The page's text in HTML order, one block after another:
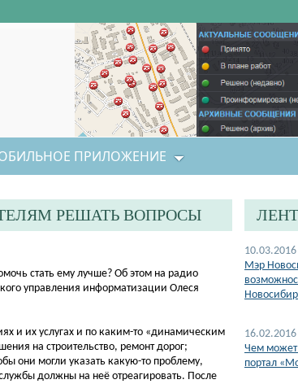
ПРИЛОЖЕНИЕ
РЕШАТЬ ВОПРОСЫ
стать ему лучше? Об этом на радио
управления информатизации Олеся
и их услугах и по каким-то «динамическим
на строительство, ремонт дорог;
они могли указать какую-то проблему,
должны на неё отреагировать. После
Мэр
Чем может
портал